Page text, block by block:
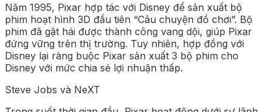
Năm 1995, Pixar hợp tác với Disney để sản xuất bộ
phim hoạt hình 3D đầu tiên “Câu chuyện đồ chơi”. Bộ
phim đã gặt hái được thành công vang dội, giúp Pixar
đứng vững trên thị trường. Tuy nhiên, hợp đồng với
Disney lại ràng buộc Pixar sản xuất 3 bộ phim cho
Disney với mức chia sẻ lợi nhuận thấp.
Steve Jobs và NeXT